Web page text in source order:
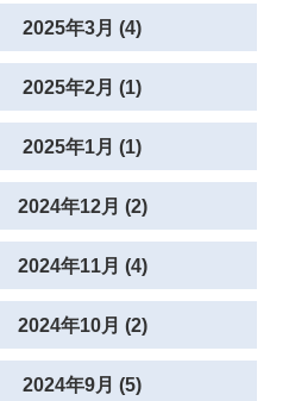
2025年3月 (4)
2025年2月 (1)
2025年1月 (1)
2024年12月 (2)
2024年11月 (4)
2024年10月 (2)
2024年9月 (5)